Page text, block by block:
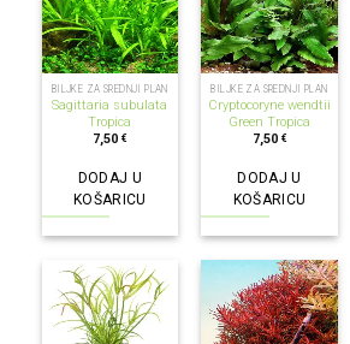
BILJKE ZA SREDNJI PLAN
Sagittaria subulata
Tropica
7,50€
DODAJ U
KOŠARICU
BILJKE ZA SREDNJI PLAN
Cryptocoryne wendtii
Green Tropica
7,50 €
DODAJ U
KOŠARICU